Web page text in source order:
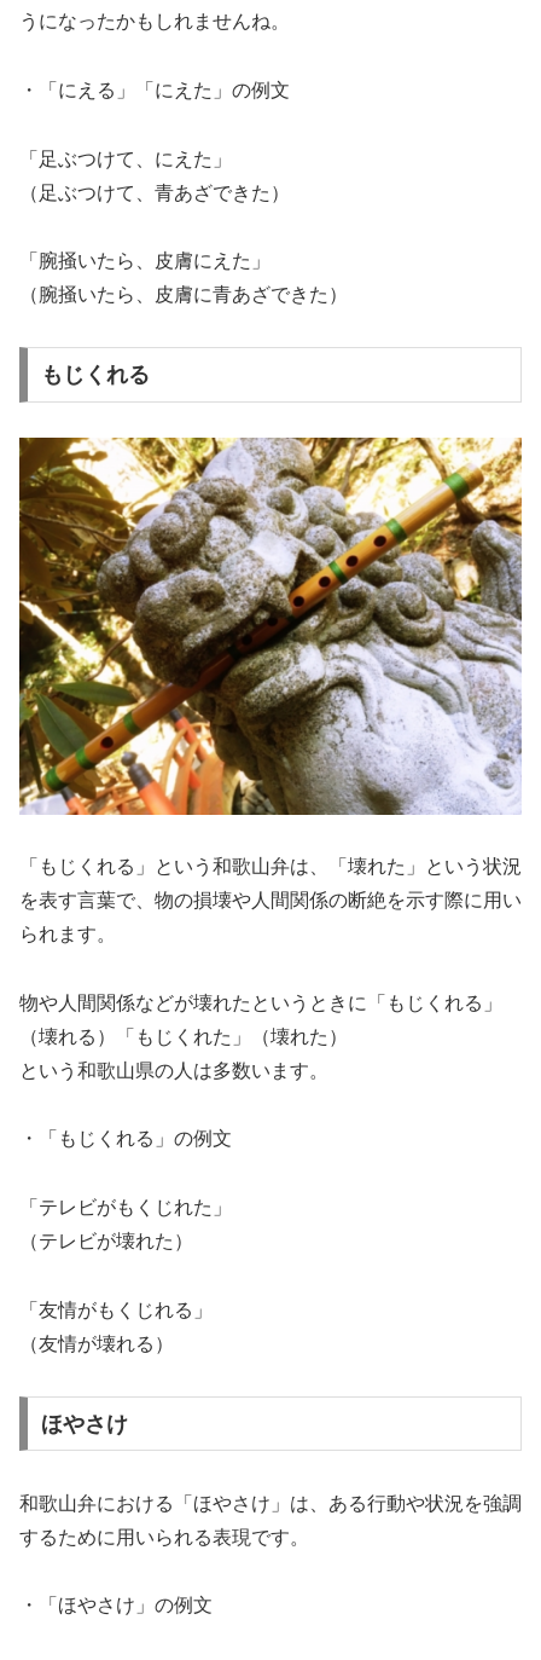
うになったかもしれませんね。
・「にえる」「にえた」の例文
「足ぶつけて、にえた」
（足ぶつけて、青あざできた）
「腕掻いたら、皮膚にえた」
（腕掻いたら、皮膚に青あざできた）
もじくれる
「もじくれる」という和歌山弁は、「壊れた」という状況
を表す言葉で、物の損壊や人間関係の断絶を示す際に用い
られます。
物や人間関係などが壊れたというときに「もじくれる」
（壊れる）「もじくれた」（壊れた）
という和歌山県の人は多数います。
・「もじくれる」の例文
「テレビがもくじれた」
（テレビが壊れた）
「友情がもくじれる」
（友情が壊れる）
ほやさけ
和歌山弁における「ほやさけ」は、ある行動や状況を強調
するために用いられる表現です。
・「ほやさけ」の例文